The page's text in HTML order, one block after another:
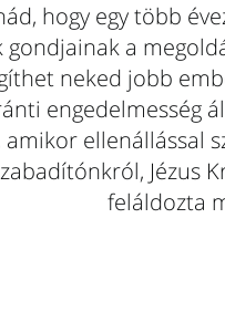
hogy egy több
a
neked jobb
engedelmesség
ellenállással
Jézus
feláldozta